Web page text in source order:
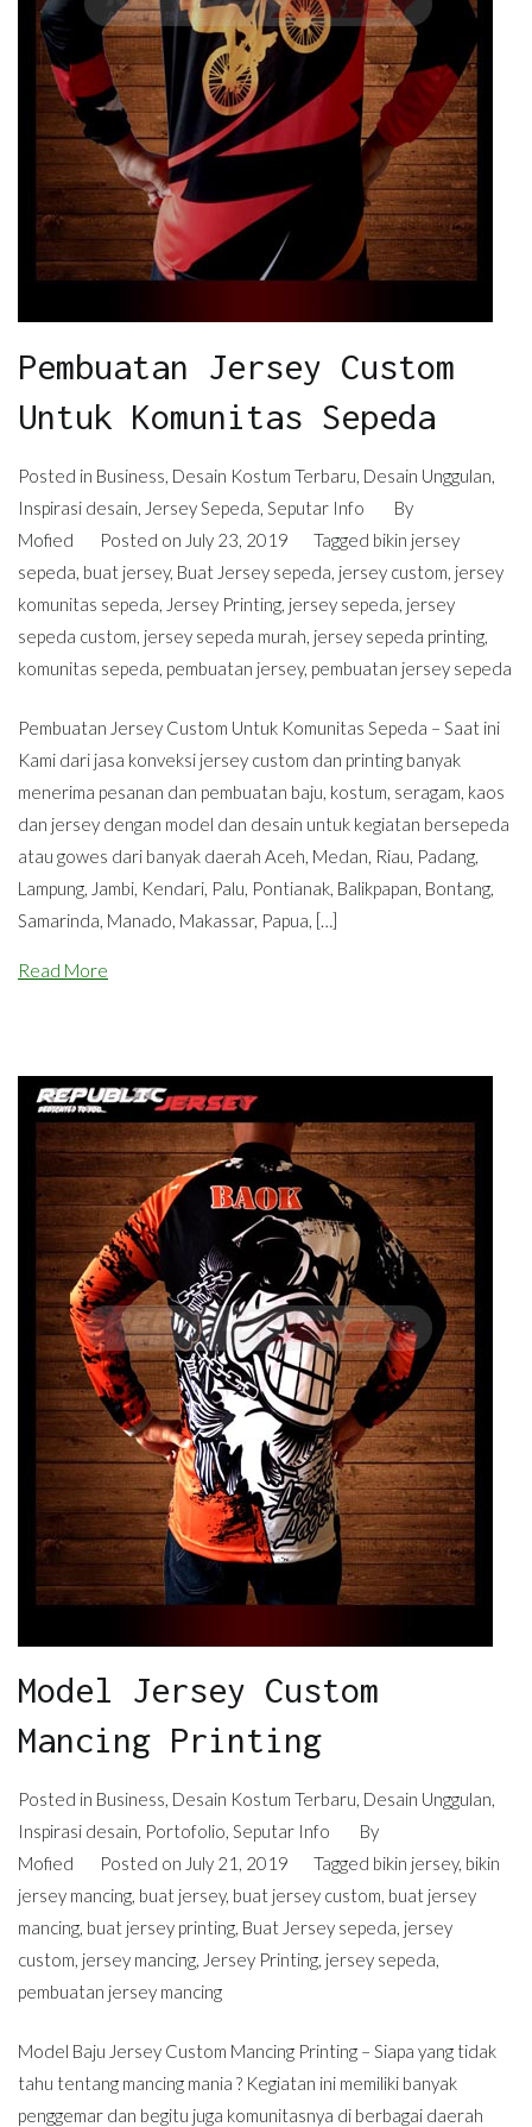
Pembuatan Jersey Custom
Untuk Komunitas Sepeda
Posted in Business, Desain Kostum Terbaru, Desain Unggulan,
Inspirasi desain, Jersey Sepeda, Seputar Info
By
Mofied
Posted on July 23, 2019 Tagged bikin jersey
sepeda, buat jersey, Buat Jersey sepeda, jersey custom, jersey
komunitas sepeda, Jersey Printing, jersey sepeda, jersey
sepeda custom, jersey sepeda murah, jersey sepeda printing,
komunitas sepeda, pembuatan jersey, pembuatan jersey sepeda
Pembuatan Jersey Custom Untuk Komunitas Sepeda – Saat ini
Kami dari jasa konveksi jersey custom dan printing banyak
menerima pesanan dan pembuatan baju, kostum, seragam, kaos
dan jersey dengan model dan desain untuk kegiatan bersepeda
atau gowes dari banyak daerah Aceh, Medan, Riau, Padang,
Lampung, Jambi, Kendari, Palu, Pontianak, Balikpapan, Bontang,
Samarinda, Manado, Makassar, Papua, […]
Read More
Model Jersey Custom
Mancing Printing
Posted in Business, Desain Kostum Terbaru, Desain Unggulan,
Inspirasi desain, Portofolio, Seputar Info
By
Mofied
Posted on July 21, 2019 Tagged bikin jersey, bikin
jersey mancing, buat jersey, buat jersey custom, buat jersey
mancing, buat jersey printing, Buat Jersey sepeda, jersey
custom, jersey mancing, Jersey Printing, jersey sepeda,
pembuatan jersey mancing
Model Baju Jersey Custom Mancing Printing – Siapa yang tidak
tahu tentang mancing mania ? Kegiatan ini memiliki banyak
penggemar dan begitu juga komunitasnya di berbagai daerah